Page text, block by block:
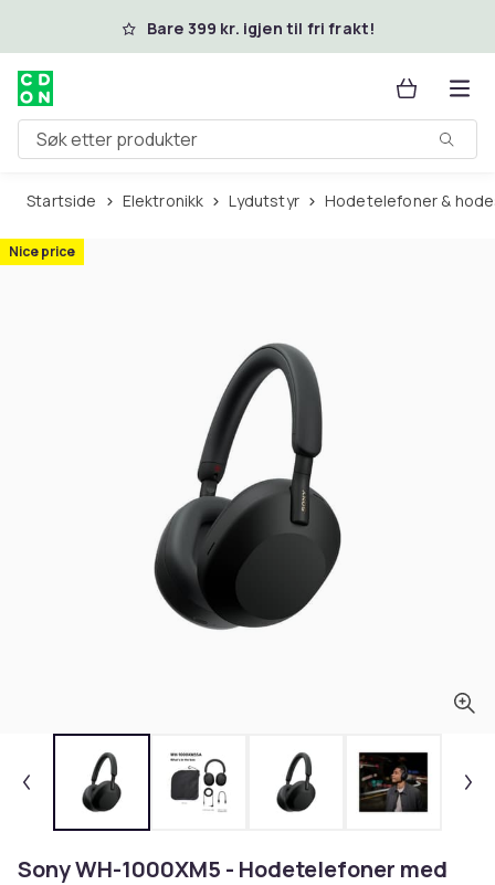
Hopp til hovedinnholdBare 399 kr. igjen til fri frakt!
Søk etter produkter
Startside Elektronikk Lydutstyr Hodetelefoner &
Nice price
Sony WH-1000XM5 - Hodetelefoner med